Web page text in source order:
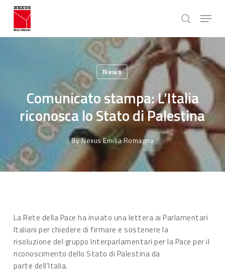
Skip
main
search
Menu
News
Comunicato stampa: L’Italia
riconosca lo Stato di Palestina
ByNexus Emilia Romagna
La Rete della Pace ha inviato una lettera ai Parlamentari
Italiani per chiedere di firmare e sostenere la
risoluzione del gruppo Interparlamentari per la Pace per il
riconoscimento dello Stato di Palestina da
parte dell’Italia.
Menu